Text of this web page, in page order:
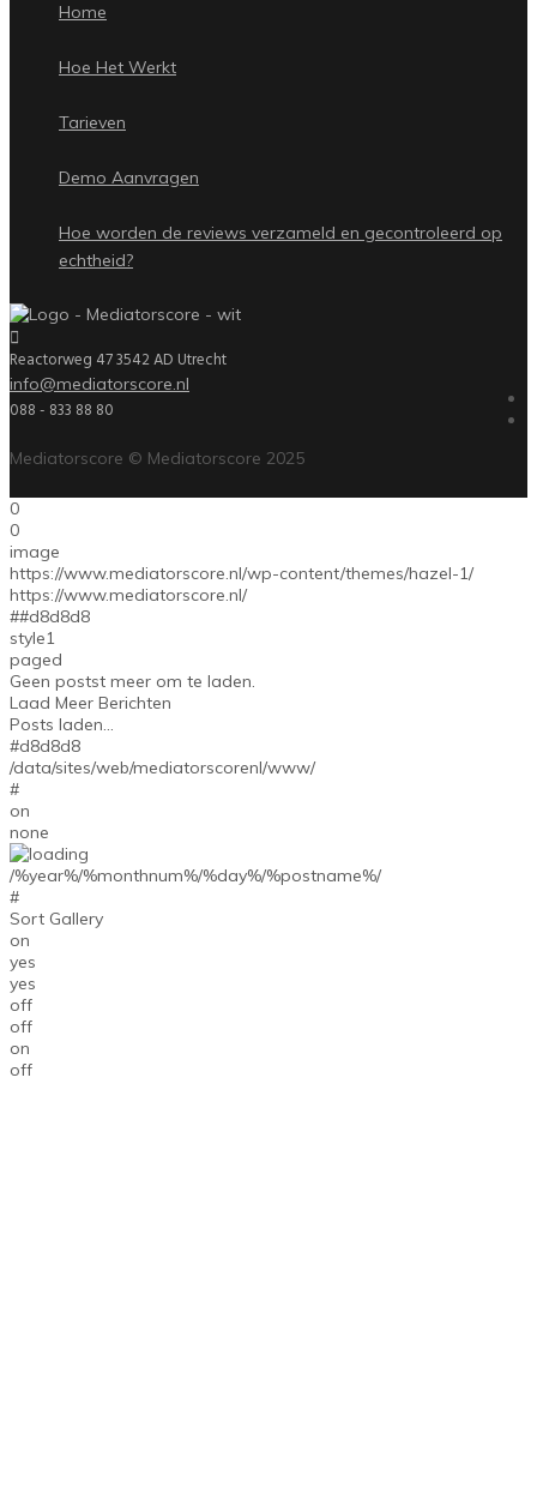
Home
Hoe Het Werkt
Tarieven
Demo Aanvragen
Hoe worden de reviews verzameld en gecontroleerd op
echtheid?
Reactorweg 47 3542 AD Utrecht
info@mediatorscore.nl
088 - 833 88 80
Mediatorscore © Mediatorscore 2025
0
0
image
https://www.mediatorscore.nl/wp-content/themes/hazel-1/
https://www.mediatorscore.nl/
##d8d8d8
style1
paged
Geen postst meer om te laden.
Laad Meer Berichten
Posts laden...
#d8d8d8
/data/sites/web/mediatorscorenl/www/
#
on
none
/%year%/%monthnum%/%day%/%postname%/
#
Sort Gallery
on
yes
yes
off
off
on
off